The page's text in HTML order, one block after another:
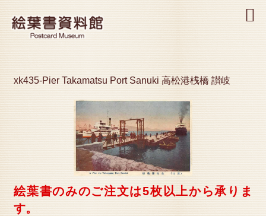
xk435-Pier Takamatsu Port Sanuki 高松港桟橋 讃岐
絵葉書のみのご注文は5枚以上から承りま
す。